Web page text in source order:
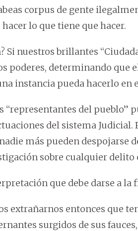
corpus de gente
lo que tiene que hacer.
Si nuestros brillantes
poderes, determinando que
instancia pueda hacerlo en
“representantes del pueblo”
del sistema Judicial.
más pueden despojarse
sobre cualquier
que debe darse a
extrañarnos entonces que
surgidos de sus